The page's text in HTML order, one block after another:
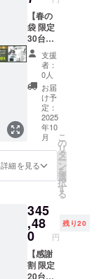
スが必
要な場
合は、
実行者
に直接
お問合
せくだ
さい。
くださ
い。 ※
ご注文
状況、
使用部
材の供
給状
況、製
造工程
上の都
合等に
より出
荷時期
が遅れ
る場合
があり
ます。
付自転
車販売
証明書
を含む
●適格請
求書発
行事業
更にな
る可能
性もご
ざいま
す。
ご了承
くださ
い。 ※
ご注文
状況、
使用部
材の供
給状
況、製
造工程
上の都
合等に
荷時期
が遅れ
る場合
があり
ます。
●原動機
付自転
ださ
い。 ※
組立完
成車の
お届け
はオー
プショ
ンで別
に購入
する必
要があ
りま
す。 ※
製品の
品質向
上と改
良によ
ザイ
ン・仕
様は変
更にな
る可能
性もご
ざいま
料
23,600
円を含
んだ金
額で
す。 ※
離島
（北海
道、沖
縄、離
島在住
の方向
け）の
追加送
料は
CAMPF
IREをご
れた
後、商
品を発
送する
一週間
前に弊
社の
F ※箱入
り(ハン
ドル
バーと
前輪の
取付け
が必要)
での送
18,800
円を含
んだ金
額で
す。 ※
離島
（北海
道、沖
島在住
の方向
け）の
追加送
料は
CAMPF
IREをご
【Me】
原付一
種
or【Life
】特定
小型原
付×1台
●カ
ラー：
アバン
ブラッ
ク
or サ
ンド
ベー
ジュ
(RHINO
Aのサ
ドル色
はブ
ラック
になり
ます。
オープ
ション
【春の
袋 限定
30台】
●イープ
ラスミ
ライ
RHINO
バイク
原付一
種500W
モデル
×1台 ●
イープ
ラスミ
ライ 電
クス
クー
ター
【Me】
原付一
種
or【Life
支援
者：
0人
お届
け予
定：
2025
年10
月
詳細を見る
こ
の
リ
タ
ー
ン
を
選
択
す
る
345
,48
0 円
残り20
【感謝
割 限定
20台】